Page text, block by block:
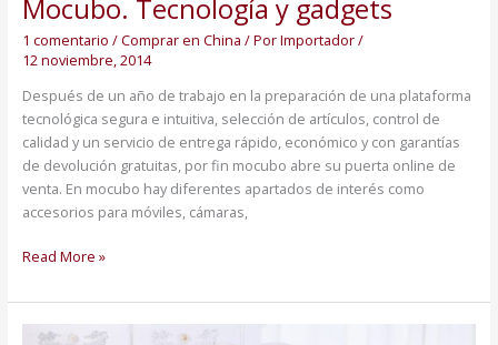
Mocubo. Tecnología y gadgets
1 comentario /Comprar en China / PorImportador/
12 noviembre, 2014
Después de un año de trabajo en la preparación de una plataforma
tecnológica segura e intuitiva, selección de artículos, control de
calidad y un servicio de entrega rápido, económico y con garantías
de devolución gratuitas, por fin mocubo abre su puerta online de
venta. En mocubo hay diferentes apartados de interés como
accesorios para móviles, cámaras,
Tecnología
y
gadgets
Read More »
Primer